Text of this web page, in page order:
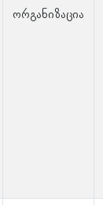
ორგანიზაცია